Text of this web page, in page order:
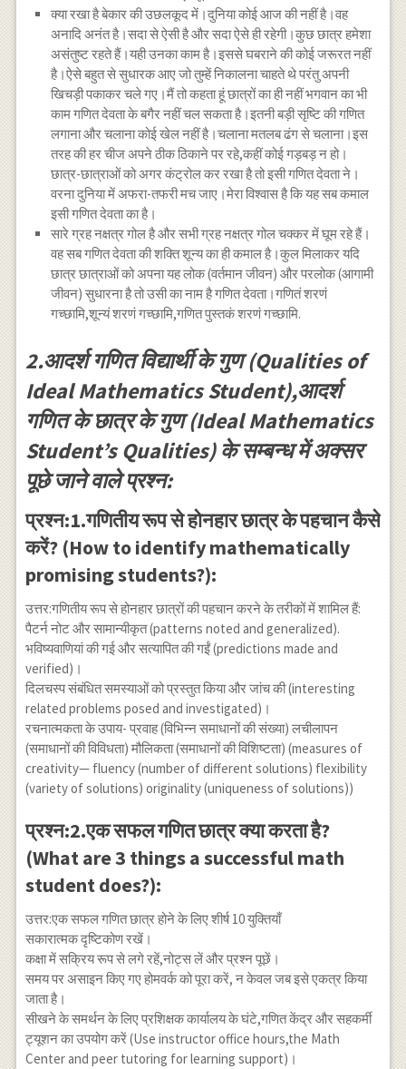
क्या रखा है बेकार की उछलकूद में।दुनिया कोई आज की नहीं है।वह
अनादि अनंत है।सदा से ऐसी है और सदा ऐसे ही रहेगी।कुछ छात्र हमेशा
असंतुष्ट रहते हैं।यही उनका काम है।इससे घबराने की कोई जरूरत नहीं
है।ऐसे बहुत से सुधारक आए जो तुम्हें निकालना चाहते थे परंतु अपनी
खिचड़ी पकाकर चले गए।मैं तो कहता हूं छात्रों का ही नहीं भगवान का भी
काम गणित देवता के बगैर नहीं चल सकता है।इतनी बड़ी सृष्टि की गणित
लगाना और चलाना कोई खेल नहीं है।चलाना मतलब ढंग से चलाना।इस
तरह की हर चीज अपने ठीक ठिकाने पर रहे,कहीं कोई गड़बड़ न हो।
छात्र-छात्राओं को अगर कंट्रोल कर रखा है तो इसी गणित देवता ने।
वरना दुनिया में अफरा-तफरी मच जाए।मेरा विश्वास है कि यह सब कमाल
इसी गणित देवता का है।
सारे ग्रह नक्षत्र गोल है और सभी ग्रह नक्षत्र गोल चक्कर में घूम रहे हैं।
वह सब गणित देवता की शक्ति शून्य का ही कमाल है।कुल मिलाकर यदि
छात्र छात्राओं को अपना यह लोक (वर्तमान जीवन) और परलोक (आगामी
जीवन) सुधारना है तो उसी का नाम है गणित देवता।गणितं शरणं
गच्छामि,शून्यं शरणं गच्छामि,गणित पुस्तकं शरणं गच्छामि.
2.आदर्श गणित विद्यार्थी के गुण (Qualities of
Ideal Mathematics Student),आदर्श
गणित के छात्र के गुण (Ideal Mathematics
Student’s Qualities) के सम्बन्ध में अक्सर
पूछे जाने वाले प्रश्न:
प्रश्न:1.गणितीय रूप से होनहार छात्र के पहचान कैसे
करें? (How to identify mathematically
promising students?):
उत्तर:गणितीय रूप से होनहार छात्रों की पहचान करने के तरीकों में शामिल हैं:
पैटर्न नोट और सामान्यीकृत (patterns noted and generalized).
भविष्यवाणियां की गई और सत्यापित की गईं (predictions made and
verified)।
दिलचस्प संबंधित समस्याओं को प्रस्तुत किया और जांच की (interesting
related problems posed and investigated)।
रचनात्मकता के उपाय- प्रवाह (विभिन्न समाधानों की संख्या) लचीलापन
(समाधानों की विविधता) मौलिकता (समाधानों की विशिष्टता) (measures of
creativity— fluency (number of different solutions) flexibility
(variety of solutions) originality (uniqueness of solutions))
प्रश्न:2.एक सफल गणित छात्र क्या करता है?
(What are 3 things a successful math
student does?):
उत्तर:एक सफल गणित छात्र होने के लिए शीर्ष 10 युक्तियाँ
सकारात्मक दृष्टिकोण रखें।
कक्षा में सक्रिय रूप से लगे रहें,नोट्स लें और प्रश्न पूछें।
समय पर असाइन किए गए होमवर्क को पूरा करें, न केवल जब इसे एकत्र किया
जाता है।
सीखने के समर्थन के लिए प्रशिक्षक कार्यालय के घंटे,गणित केंद्र और सहकर्मी
ट्यूशन का उपयोग करें (Use instructor office hours,the Math
Center and peer tutoring for learning support)।